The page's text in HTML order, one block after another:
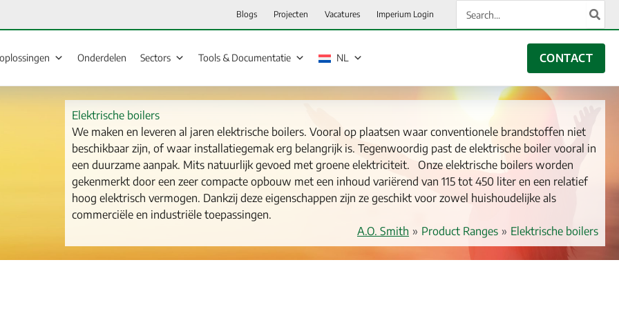
Blogs Projecten Vacatures Imperium Login
naar:
Onderdelen Sectors Tools & Documentatie NL CONTACT
Elektrische boilers
We maken en leveren al jaren elektrische boilers. Vooral op plaatsen waar conventionele brandstoffen niet
beschikbaar zijn, of waar installatiegemak erg belangrijk is. Tegenwoordig past de elektrische boiler vooral in
een duurzame aanpak. Mits natuurlijk gevoed met groene elektriciteit. Onze elektrische boilers worden
gekenmerkt door een zeer compacte opbouw met een inhoud variërend van 115 tot 450 liter en een relatief
hoog elektrisch vermogen. Dankzij deze eigenschappen zijn ze geschikt voor zowel huishoudelijke als
commerciële en industriële toepassingen.
A.O. Smith » Product Ranges » Elektrische boilers